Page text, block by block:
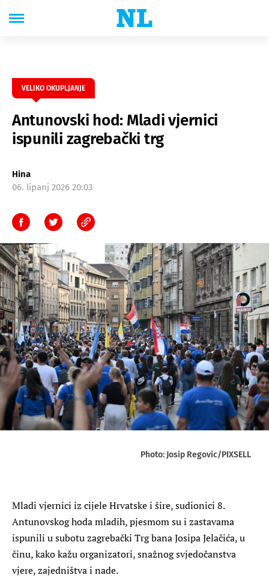
VELIKO OKUPLJANJE
Antunovski hod: Mladi vjernici
ispunili zagrebački trg
Hina
06. lipanj 2026 20:03
Photo: Josip Regovic/PIXSELL
Mladi vjernici iz cijele Hrvatske i šire, sudionici 8.
Antunovskog hoda mladih, pjesmom su i zastavama
ispunili u subotu zagrebački Trg bana Josipa Jelačića, u
činu, kako kažu organizatori, snažnog svjedočanstva
vjere, zajedništva i nade.